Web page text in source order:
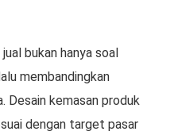
bukan hanya soal
membandingkan
Desain kemasan produk
dengan target pasar